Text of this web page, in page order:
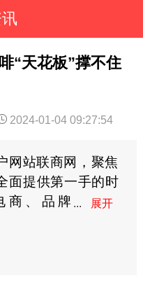
“天花板”撑不住
2024-01-04 09:27:54
网站联商网，聚焦
面提供第一手的时
商、品牌